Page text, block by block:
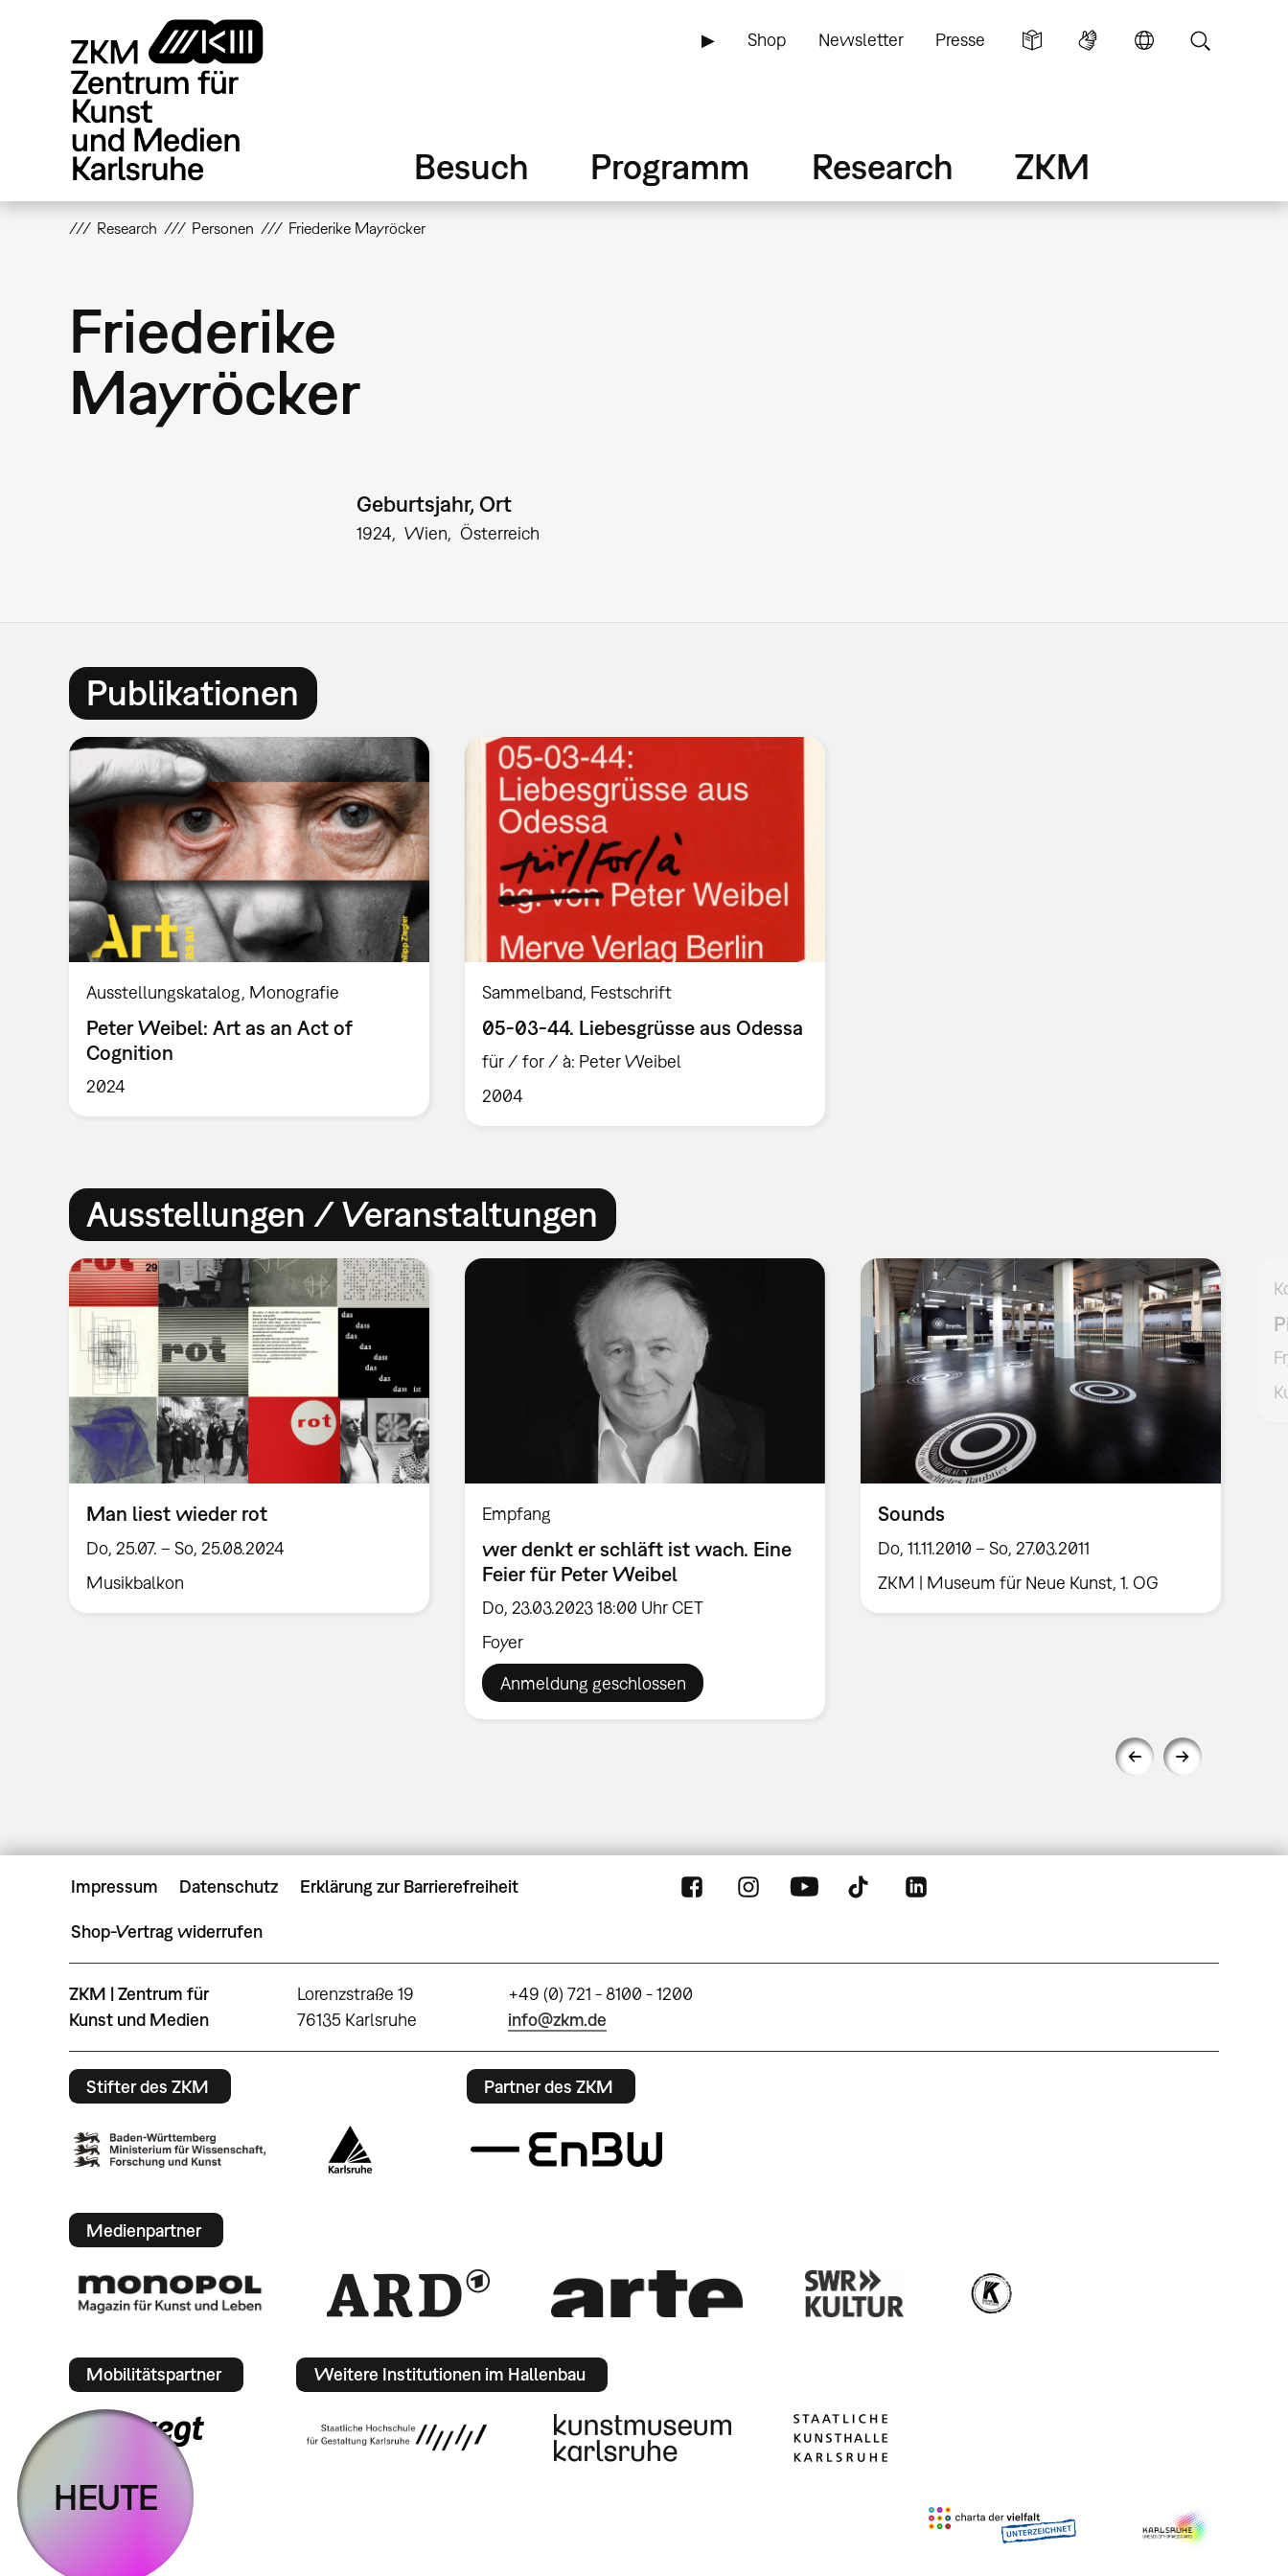
▶ Shop Newsletter Presse
Besuch Programm Research ZKM
Research Personen Friederike Mayröcker
Friederike
Mayröcker
Geburtsjahr, Ort
1924 Wien Österreich
Publikationen
Ausstellungskatalog Monografie
Peter Weibel: Art as an Act of
Cognition
2024
Sammelband Festschrift
05-03-44. Liebesgrüsse aus Odessa
für / for / à: Peter Weibel
2004
Ausstellungen / Veranstaltungen
Man liest wieder rot
Do, 25.07. – So, 25.08.2024
Musikbalkon
Empfang
wer denkt er schläft ist wach. Eine
Feier für Peter Weibel
Do, 23.03.2023 18:00 Uhr CET
Foyer
Anmeldung geschlossen
Sounds
Do, 11.11.2010 – So, 27.03.2011
ZKM | Museum für Neue Kunst, 1. OG
Impressum Datenschutz Erklärung zur Barrierefreiheit
Shop-Vertrag widerrufen
ZKM | Zentrum für
Kunst und Medien
Lorenzstraße 19
76135 Karlsruhe
+49 (0) 721 - 8100 - 1200
info@zkm.de
Stifter des ZKM Partner des ZKM
Medienpartner
Mobilitätspartner Weitere Institutionen im Hallenbau
HEUTE